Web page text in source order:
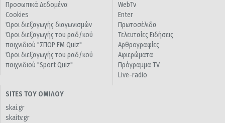
Προσωπικά Δεδομένα
Cookies
Όροι διεξαγωγής διαγωνισμών
Όροι διεξαγωγής του ραδ/κού
παιχνιδιού "ΣΠΟΡ FM Quiz"
Όροι διεξαγωγής του ραδ/κού
παιχνιδιού "Sport Quiz"
WebTv
Enter
Πρωτοσέλιδα
Τελευταίες Ειδήσεις
Αρθρογραφίες
Αφιερώματα
Πρόγραμμα TV
Live-radio
SITES ΤΟΥ ΟΜΙΛΟΥ
skai.gr
skaitv.gr